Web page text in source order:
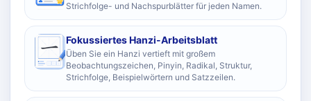
Strichfolge- und Nachspurblätter für jeden Namen.
Fokussiertes Hanzi-Arbeitsblatt
Üben Sie ein Hanzi vertieft mit großem
Beobachtungszeichen, Pinyin, Radikal, Struktur,
Strichfolge, Beispielwörtern und Satzzeilen.